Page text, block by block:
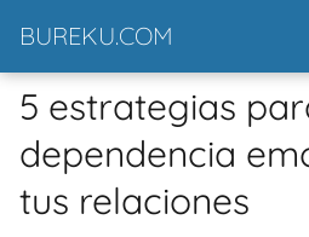
BUREKU.COM
5 estrategias
dependencia
tus relaciones